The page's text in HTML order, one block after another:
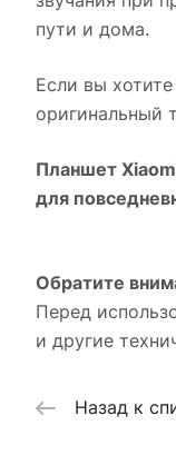
пути и дома.
Если вы
оригинальный
Планшет
для
Обратите
Перед
и другие
Назад к